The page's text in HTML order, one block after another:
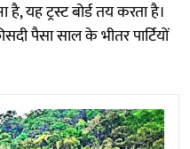
है, यह ट्रस्ट बोर्ड तय करता है।
पैसा साल के भीतर पार्टियों